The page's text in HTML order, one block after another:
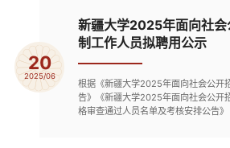
20
2025/06
新疆大学2025年面向社会
制工作人员拟聘用公示
根据《新疆大学2025年面向社会公开
告》《新疆大学2025年面向社会公开
格审查通过人员名单及考核安排公告